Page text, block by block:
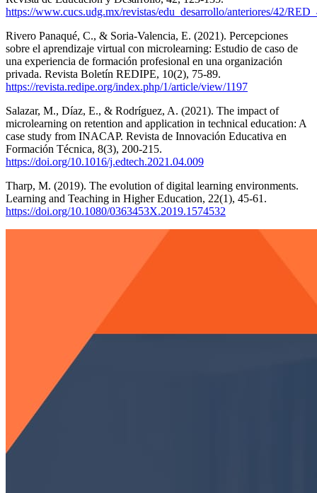
https://www.cucs.udg.mx/revistas/edu_desarrollo/anteriores/42/
Rivero Panaqué, C., & Soria-Valencia, E. (2021). Percepciones
sobre el aprendizaje virtual con microlearning: Estudio de caso de
una experiencia de formación profesional en una organización
privada. Revista Boletín REDIPE, 10(2), 75-89.
https://revista.redipe.org/index.php/1/article/view/1197
Salazar, M., Díaz, E., & Rodríguez, A. (2021). The impact of
microlearning on retention and application in technical education: A
case study from INACAP. Revista de Innovación Educativa en
Formación Técnica, 8(3), 200-215.
https://doi.org/10.1016/j.edtech.2021.04.009
Tharp, M. (2019). The evolution of digital learning environments.
Learning and Teaching in Higher Education, 22(1), 45-61.
https://doi.org/10.1080/0363453X.2019.1574532